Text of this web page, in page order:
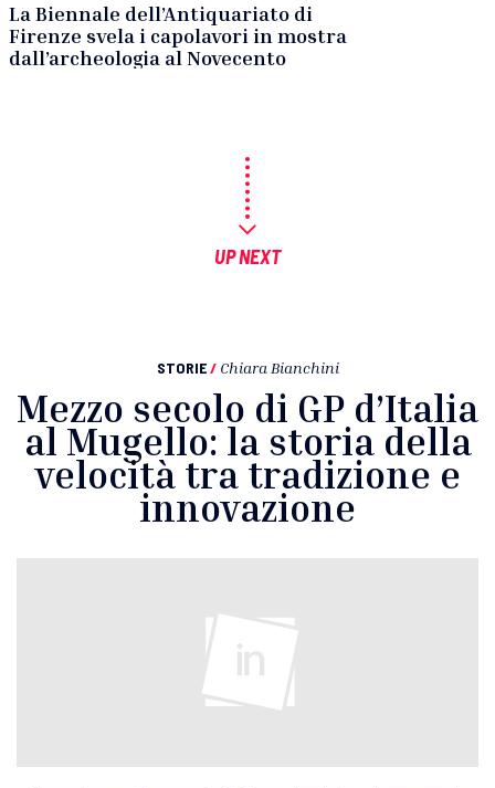
La Biennale dell’Antiquariato di
Firenze svela i capolavori in mostra
dall’archeologia al Novecento
UP NEXT
STORIE / Chiara Bianchini
Mezzo secolo di GP d’Italia
al Mugello: la storia della
velocità tra tradizione e
innovazione